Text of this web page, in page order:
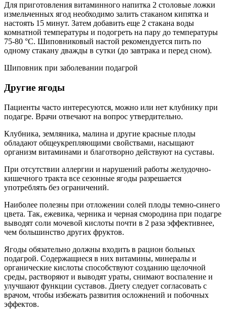
Для приготовления витаминного напитка 2 столовые ложки
измельченных ягод необходимо залить стаканом кипятка и
настоять 15 минут. Затем добавить еще 2 стакана воды
комнатной температуры и подогреть на пару до температуры
75-80 °С. Шиповниковый настой рекомендуется пить по
одному стакану дважды в сутки (до завтрака и перед сном).
Шиповник при заболевании подагрой
Другие ягоды
Пациенты часто интересуются, можно или нет клубнику при
подагре. Врачи отвечают на вопрос утвердительно.
Клубника, земляника, малина и другие красные плоды
обладают общеукрепляющими свойствами, насыщают
организм витаминами и благотворно действуют на суставы.
При отсутствии аллергии и нарушений работы желудочно-
кишечного тракта все сезонные ягоды разрешается
употреблять без ограничений.
Наиболее полезны при отложении солей плоды темно-синего
цвета. Так, ежевика, черника и черная смородина при подагре
выводят соли мочевой кислоты почти в 2 раза эффективнее,
чем большинство других фруктов.
Ягоды обязательно должны входить в рацион больных
подагрой. Содержащиеся в них витамины, минералы и
органические кислоты способствуют созданию щелочной
среды, растворяют и выводят ураты, снимают воспаление и
улучшают функции суставов. Диету следует согласовать с
врачом, чтобы избежать развития осложнений и побочных
эффектов.